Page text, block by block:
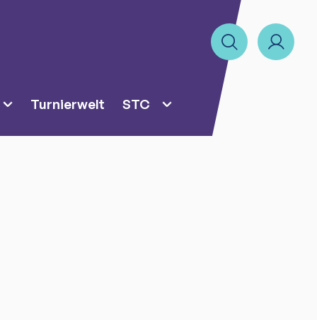
Turnierwelt STC